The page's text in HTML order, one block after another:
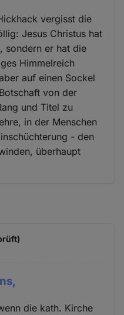
vergisst die
Jesus Christus hat
sondern er hat die
Himmelreich
auf einen Sockel
von der
und Titel zu
in der Menschen
- den
überhaupt
die kath. Kirche